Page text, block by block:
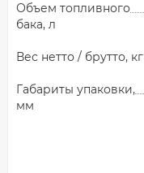
Объем топливного
бака, л
Вес нетто / брутто, кг
Габариты упаковки,
мм